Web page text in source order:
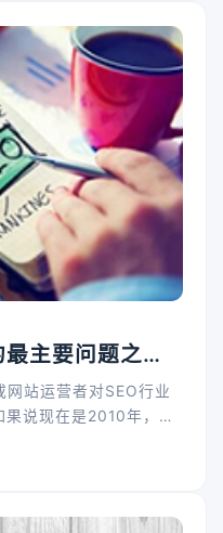
主要问题之
网站运营者对SEO行业
说现在是2010年，你